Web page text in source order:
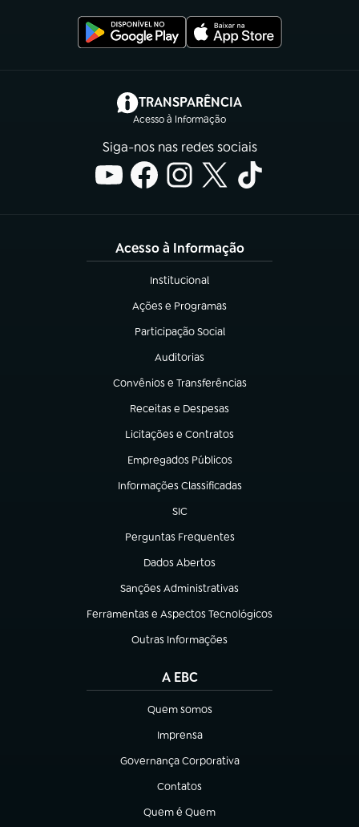
TRANSPARÊNCIA
Acesso à Informação
(abre em nova aba)
Siga-nos nas redes sociais
Acesso à Informação
Institucional
(abre em nova aba)
Ações e Programas
(abre em nova aba)
Participação Social
(abre em nova aba)
Auditorias
(abre em nova aba)
Convênios e Transferências
(abre em nova aba)
Receitas e Despesas
(abre em nova aba)
Licitações e Contratos
(abre em nova aba)
Empregados Públicos
(abre em nova aba)
Informações Classificadas
(abre em nova aba)
SIC
(abre em nova aba)
Perguntas Frequentes
(abre em nova aba)
Dados Abertos
(abre em nova aba)
Sanções Administrativas
(abre em nova aba)
Ferramentas e Aspectos Tecnológicos
(abre em nova aba)
Outras Informações
(abre em nova aba)
A EBC
Quem somos
(abre em nova aba)
Imprensa
(abre em nova aba)
Governança Corporativa
(abre em nova aba)
Contatos
(abre em nova aba)
Quem é Quem
(abre em nova aba)